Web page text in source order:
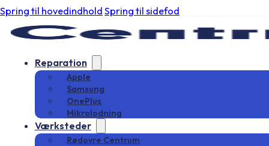
Spring til hovedindhold Spring til sidefod
Reparation
Apple
Samsung
OnePlus
Mikrolodning
Værksteder
Rødovre Centrum